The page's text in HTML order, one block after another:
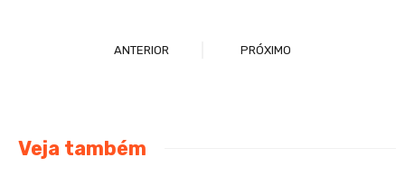
ANTERIOR PRÓXIMO
Veja também